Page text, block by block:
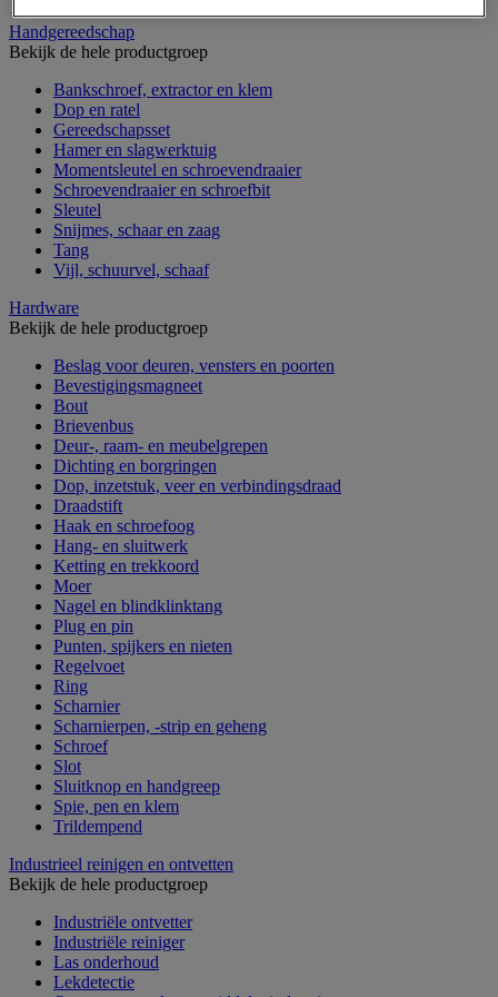
Handgereedschap
Bekijk de hele productgroep
Bankschroef, extractor en klem
Dop en ratel
Gereedschapsset
Hamer en slagwerktuig
Momentsleutel en schroevendraaier
Schroevendraaier en schroefbit
Sleutel
Snijmes, schaar en zaag
Tang
Vijl, schuurvel, schaaf
Hardware
Bekijk de hele productgroep
Beslag voor deuren, vensters en poorten
Bevestigingsmagneet
Bout
Brievenbus
Deur-, raam- en meubelgrepen
Dichting en borgringen
Dop, inzetstuk, veer en verbindingsdraad
Draadstift
Haak en schroefoog
Hang- en sluitwerk
Ketting en trekkoord
Moer
Nagel en blindklinktang
Plug en pin
Punten, spijkers en nieten
Regelvoet
Ring
Scharnier
Scharnierpen, -strip en geheng
Schroef
Slot
Sluitknop en handgreep
Spie, pen en klem
Trildempend
Industrieel reinigen en ontvetten
Bekijk de hele productgroep
Industriële ontvetter
Industriële reiniger
Las onderhoud
Lekdetectie